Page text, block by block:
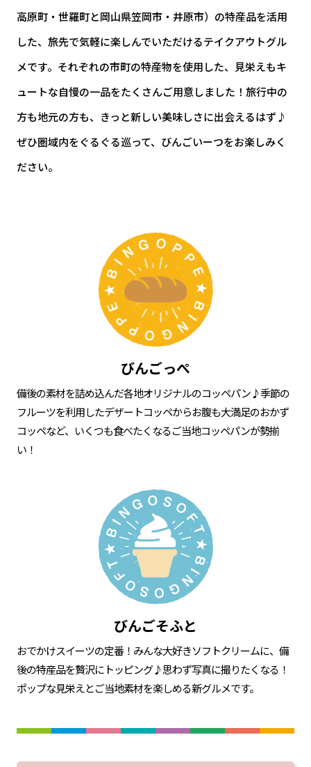
高原町・世羅町と岡山県笠岡市・井原市）の特産品を活用
した、旅先で気軽に楽しんでいただけるテイクアウトグル
メです。それぞれの市町の特産物を使用した、見栄えもキ
ュートな自慢の一品をたくさんご用意しました！旅行中の
方も地元の方も、きっと新しい美味しさに出会えるはず♪
ぜひ圏域内をぐるぐる巡って、びんごいーつをお楽しみく
ださい。
びんごっぺ
備後の素材を詰め込んだ各地オリジナルのコッペパン♪季節の
フルーツを利用したデザートコッペからお腹も大満足のおかず
コッペなど、いくつも食べたくなるご当地コッペパンが勢揃
い！
びんごそふと
おでかけスイーツの定番！みんな大好きソフトクリームに、備
後の特産品を贅沢にトッピング♪思わず写真に撮りたくなる！
ポップな見栄えとご当地素材を楽しめる新グルメです。